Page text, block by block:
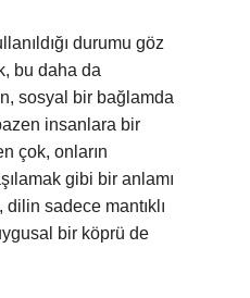
durumu göz
bu daha da
sosyal bir bağlamda
insanlara bir
çok, onların
gibi bir anlamı
dilin sadece mantıklı
bir köprü de